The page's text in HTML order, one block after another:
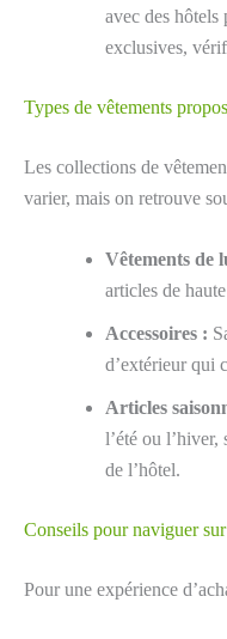
avec des hôtels
exclusives,
Types de vêtements
Les collections de
varier, mais on retrouve
Vêtements de
articles de
Accessoires :
d’extérieur qui
Articles
l’été ou
de l’hôtel.
Conseils pour naviguer
Pour une expérience